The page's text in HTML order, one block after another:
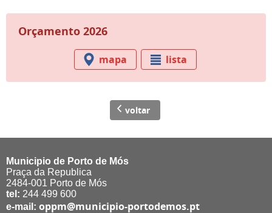
Orçamento 2026
mapa lista
voltar
Municipio de Porto de Mós
Praça da Republica
2484-001 Porto de Mós
tel: 244 499 600
e-mail: oppm@municipio-portodemos.pt